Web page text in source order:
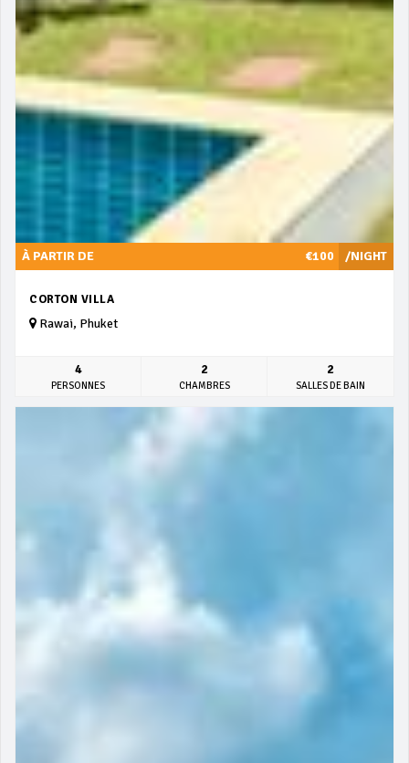
/NIGHT
À PARTIR DE €100
CORTON VILLA
Rawai, Phuket
4
PERSONNES
2
CHAMBRES
2
SALLES DE BAIN